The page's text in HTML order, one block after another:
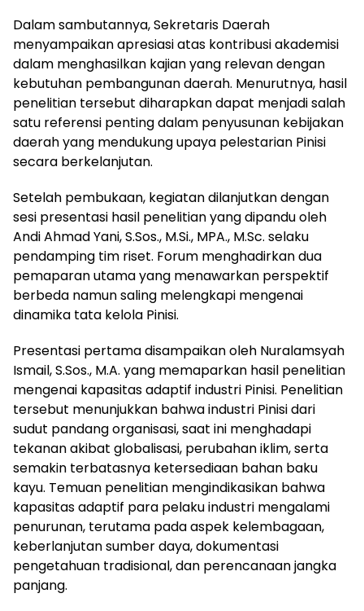
Dalam sambutannya, Sekretaris Daerah
menyampaikan apresiasi atas kontribusi akademisi
dalam menghasilkan kajian yang relevan dengan
kebutuhan pembangunan daerah. Menurutnya, hasil
penelitian tersebut diharapkan dapat menjadi salah
satu referensi penting dalam penyusunan kebijakan
daerah yang mendukung upaya pelestarian Pinisi
secara berkelanjutan.
Setelah pembukaan, kegiatan dilanjutkan dengan
sesi presentasi hasil penelitian yang dipandu oleh
Andi Ahmad Yani, S.Sos., M.Si., MPA., M.Sc. selaku
pendamping tim riset. Forum menghadirkan dua
pemaparan utama yang menawarkan perspektif
berbeda namun saling melengkapi mengenai
dinamika tata kelola Pinisi.
Presentasi pertama disampaikan oleh Nuralamsyah
Ismail, S.Sos., M.A. yang memaparkan hasil penelitian
mengenai kapasitas adaptif industri Pinisi. Penelitian
tersebut menunjukkan bahwa industri Pinisi dari
sudut pandang organisasi, saat ini menghadapi
tekanan akibat globalisasi, perubahan iklim, serta
semakin terbatasnya ketersediaan bahan baku
kayu. Temuan penelitian mengindikasikan bahwa
kapasitas adaptif para pelaku industri mengalami
penurunan, terutama pada aspek kelembagaan,
keberlanjutan sumber daya, dokumentasi
pengetahuan tradisional, dan perencanaan jangka
panjang.